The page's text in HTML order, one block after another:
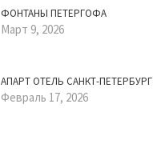
ФОНТАНЫ ПЕТЕРГОФА
Март 9, 2026
АПАРТ ОТЕЛЬ САНКТ-ПЕТЕРБУРГ
Февраль 17, 2026